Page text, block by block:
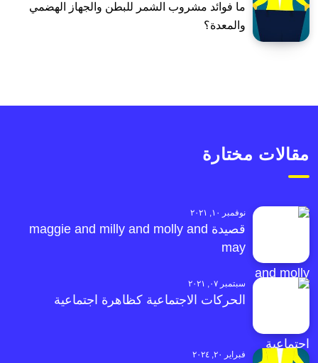
ما فوائد مشروب الشمر للبطن والجهاز الهضمي
والمعدة؟
مقالات مختارة
نوفمبر ١٠, ٢٠٢١
قصيدة maggie and milly and molly and
may
سبتمبر ٠٧, ٢٠٢١
الحركات الاجتماعية كظاهرة اجتماعية
فبراير ٢٠, ٢٠٢٤